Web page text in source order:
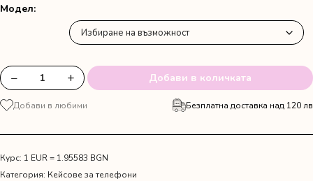
12.78 €
Модел
количество
за
Кейс
three"
− + Добави в количката
Добави в любими Безплатна доставка над 120 лв
Курс: 1 EUR = 1.95583 BGN
Категория: Кейсове за телефони